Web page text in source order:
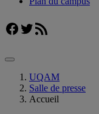
Facebook
Twitter
Flux RSS
UQAM
Salle de presse
Accueil